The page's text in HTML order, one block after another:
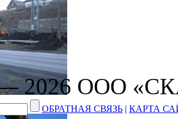
2026 ООО
ОБРАТНАЯ СВЯЗЬ | КАРТА